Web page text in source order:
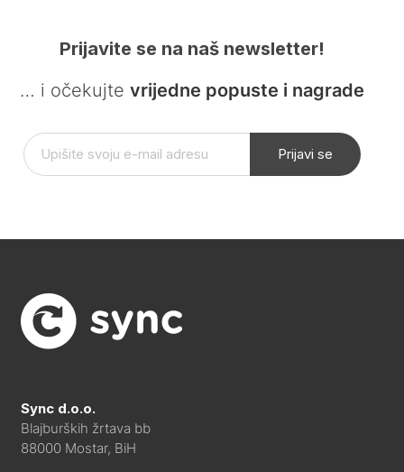
Prijavite se na naš newsletter!
… i očekujte vrijedne popuste i nagrade
Prijavi se
Sync d.o.o.
Blajburških žrtava bb
88000 Mostar, BiH